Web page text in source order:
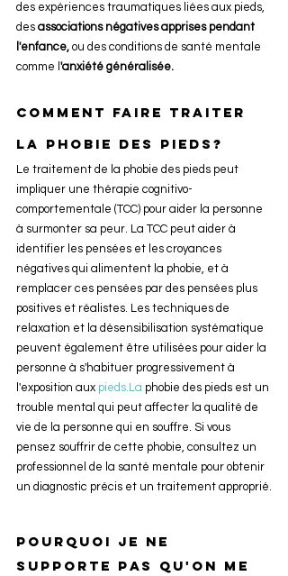
des expériences traumatiques liées aux pieds,
des associations négatives apprises pendant
l'enfance, ou des conditions de santé mentale
comme l 'anxiété généralisée.
Comment faire traiter
la phobie des pieds?
Le traitement de la phobie des pieds peut
impliquer une thérapie cognitivo-
comportementale (TCC) pour aider la personne
à surmonter sa peur. La TCC peut aider à
identifier les pensées et les croyances
négatives qui alimentent la phobie, et à
remplacer ces pensées par des pensées plus
positives et réalistes. Les techniques de
relaxation et la désensibilisation systématique
peuvent également être utilisées pour aider la
personne à s'habituer progressivement à
l'exposition aux pieds.La phobie des pieds est un
trouble mental qui peut affecter la qualité de
vie de la personne qui en souffre. Si vous
pensez souffrir de cette phobie, consultez un
professionnel de la santé mentale pour obtenir
un diagnostic précis et un traitement approprié.
Pourquoi je ne
supporte pas qu'on me